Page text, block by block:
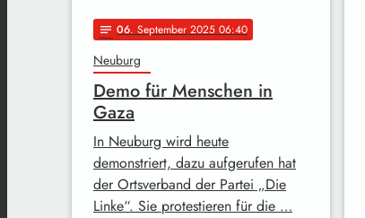
notes 06. September 2025 06:40
Neuburg
Demo für Menschen in
Gaza
In Neuburg wird heute
demonstriert, dazu aufgerufen hat
der Ortsverband der Partei „Die
Linke“. Sie protestieren für die …